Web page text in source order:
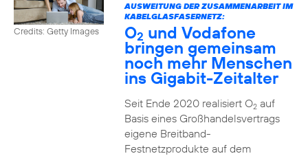
Credits: Getty Images
AUSWEITUNG DER ZUSAMMENARBEIT IM
KABELGLASFASERNETZ:
O2 und Vodafone
bringen gemeinsam
noch mehr Menschen
ins Gigabit-Zeitalter
Seit Ende 2020 realisiert O2auf
Basis eines Großhandelsvertrags
eigene Breitband-
Festnetzprodukte auf dem